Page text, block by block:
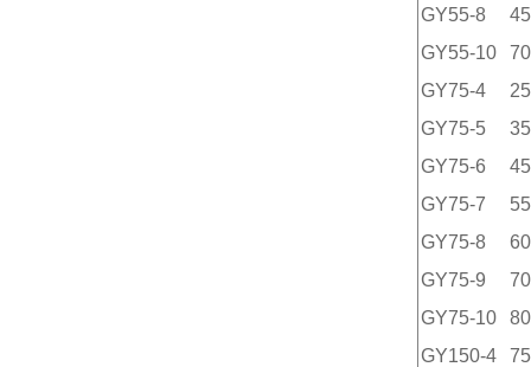
GY55-8
GY55-10
GY75-4
GY75-5
GY75-6
GY75-7
GY75-8
GY75-9
GY75-10
GY150-4